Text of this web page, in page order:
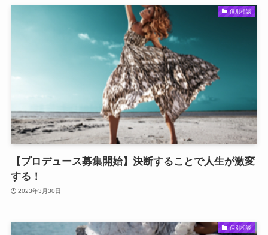
個別相談
【プロデュース募集開始】決断することで人生が激変
する！
2023年3月30日
個別相談